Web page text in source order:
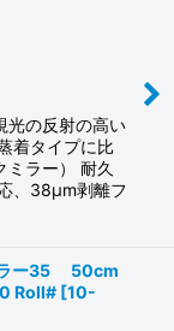
光の反射の高い
着タイプに比
ミラー） 耐久
、38μm剥離フ
ラー35 50cm
Roll# [10-